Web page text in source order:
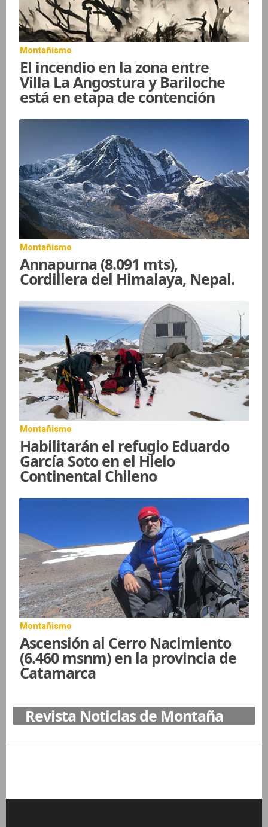
Montañismo
El incendio en la zona entre
Villa La Angostura y Bariloche
está en etapa de contención
Montañismo
Annapurna (8.091 mts),
Cordillera del Himalaya, Nepal.
Montañismo
Habilitarán el refugio Eduardo
García Soto en el Hielo
Continental Chileno
Montañismo
Ascensión al Cerro Nacimiento
(6.460 msnm) en la provincia de
Catamarca
Revista Noticias de Montaña